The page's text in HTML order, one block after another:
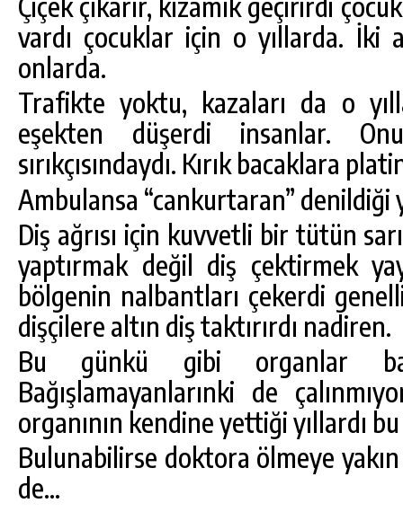
vardı çocuklar için o yıllarda. İki
onlarda.
Trafikte yoktu, kazaları da o
eşekten düşerdi insanlar.
sırıkçısındaydı. Kırık bacaklara
Ambulansa “cankurtaran” denildiği
Diş ağrısı için kuvvetli bir tütün
yaptırmak değil diş çektirmek
bölgenin nalbantları çekerdi
dişçilere altın diş taktırırdı nadiren.
Bu günkü gibi organlar
Bağışlamayanlarınki de
organının kendine yettiği yıllardı
Bulunabilirse doktora ölmeye
de…